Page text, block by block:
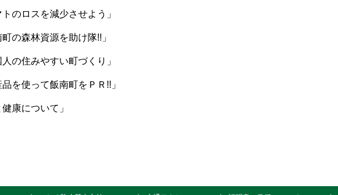
少させよう」
を助け隊!!」
住みやすい町づくり」
南町をＰＲ!!」
いて」